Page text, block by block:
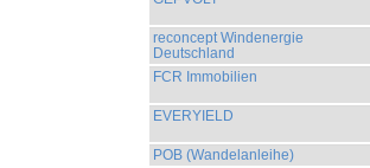
reconcept Windenergie
Deutschland
FCR Immobilien
EVERYIELD
POB (Wandelanleihe)